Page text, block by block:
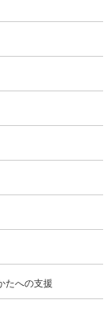
たへの支援